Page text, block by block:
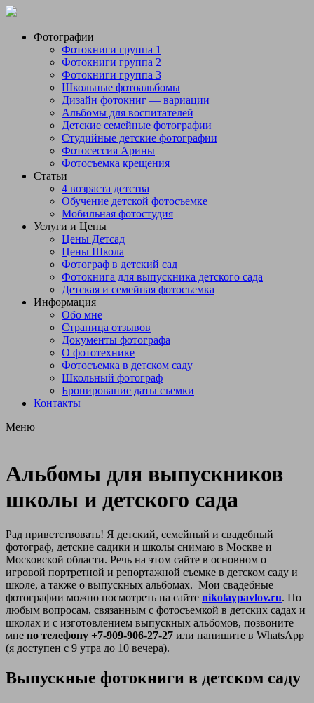
Фотографии
Фотокниги группа 1
Фотокниги группа 2
Фотокниги группа 3
Школьные фотоальбомы
Дизайн фотокниг — вариации
Альбомы для воспитателей
Детские семейные фотографии
Студийные детские фотографии
Фотосессия Арины
Фотосъемка крещения
Статьи
4 возраста детства
Обучение детской фотосъемке
Мобильная фотостудия
Услуги и Цены
Цены Детсад
Цены Школа
Фотограф в детский сад
Фотокнига для выпускника детского сада
Детская и семейная фотосъемка
Информация +
Обо мне
Страница отзывов
Документы фотографа
О фототехнике
Фотосъемка в детском саду
Школьный фотограф
Бронирование даты съемки
Контакты
Меню
Альбомы для выпускников
школы и детского сада
Рад приветствовать! Я детский, семейный и свадебный
фотограф, детские садики и школы снимаю в Москве и
Московской области. Речь на этом сайте в основном о
игровой портретной и репортажной съемке в детском саду и
школе, а также о выпускных альбомах. Мои свадебные
фотографии можно посмотреть на сайте nikolaypavlov.ru. По
любым вопросам, связанным с фотосъемкой в детских садах и
школах и с изготовлением выпускных альбомов, позвоните
мне по телефону +7-909-906-27-27 или напишите в WhatsApp
(я доступен с 9 утра до 10 вечера).
Выпускные фотокниги в детском саду